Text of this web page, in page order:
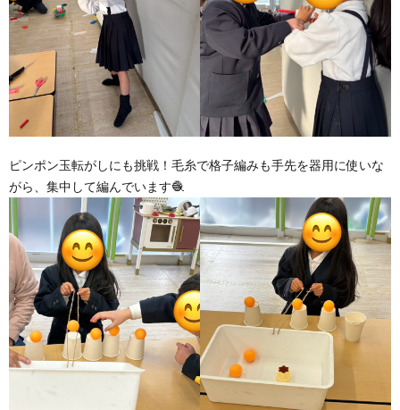
ピンポン玉転がしにも挑戦！毛糸で格子編みも手先を器用に使いな
がら、集中して編んでいます🧶